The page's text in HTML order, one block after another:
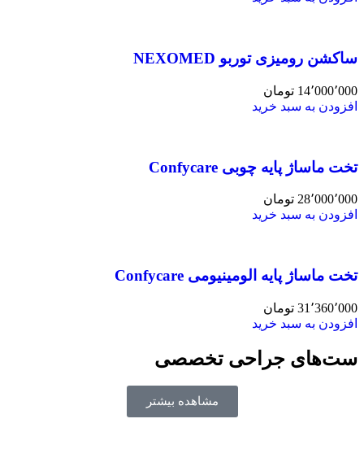
ساکشن رومیزی توربو NEXOMED
14٬000٬000 تومان
افزودن به سبد خرید
تخت ماساژ پایه چوبی Confycare
28٬000٬000 تومان
افزودن به سبد خرید
تخت ماساژ پایه الومینیومی Confycare
31٬360٬000 تومان
افزودن به سبد خرید
ست‌های جراحی تخصصی
مشاهده بیشتر